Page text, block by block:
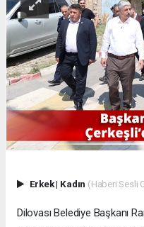
Erkek| Kadın (Haberi Sesli
Dilovası Belediye Başkanı